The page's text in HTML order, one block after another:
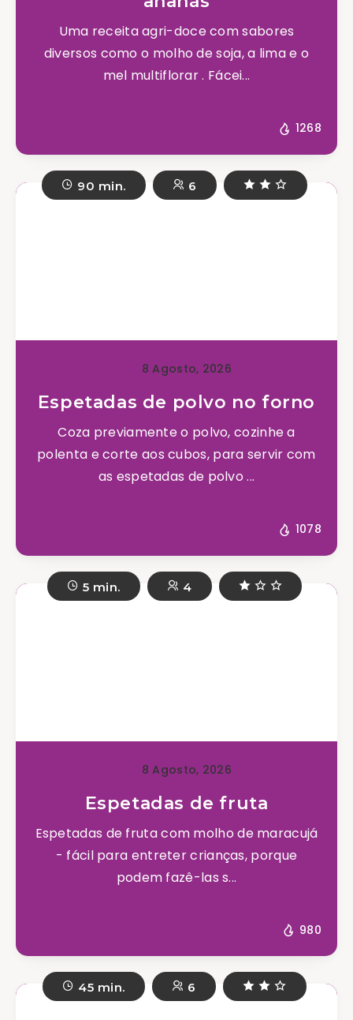
Uma receita agri-doce com sabores
diversos como o molho de soja, a lima e o
mel multiflorar . Fácei...
1268
90 min. 6
8 Agosto, 2026
Espetadas de polvo no forno
Coza previamente o polvo, cozinhe a
polenta e corte aos cubos, para servir com
as espetadas de polvo ...
1078
5 min. 4
8 Agosto, 2026
Espetadas de fruta
Espetadas de fruta com molho de maracujá
- fácil para entreter crianças, porque
podem fazê-las s...
980
45 min. 6